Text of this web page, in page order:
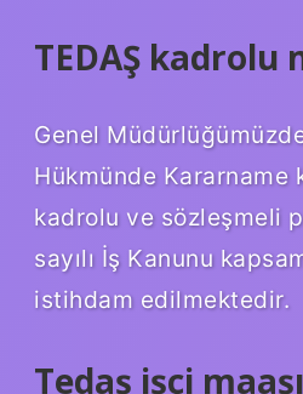
TEDAŞ kadrolu
Genel
Hükmünde Kararname
kadrolu ve sözleşmeli
sayılı İş Kanunu
istihdam edilmektedir.
Tedaş işçi